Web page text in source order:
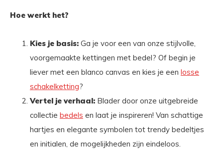
Hoe werkt het?
Kies je basis: Ga je voor een van onze stijlvolle,
voorgemaakte kettingen met bedel? Of begin je
liever met een blanco canvas en kies je een losse
schakelketting?
Vertel je verhaal: Blader door onze uitgebreide
collectie bedels en laat je inspireren! Van schattige
hartjes en elegante symbolen tot trendy bedeltjes
en initialen, de mogelijkheden zijn eindeloos.